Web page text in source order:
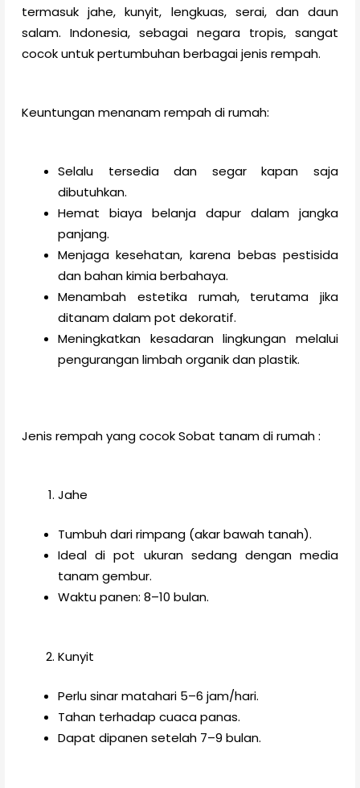
termasuk jahe, kunyit, lengkuas, serai, dan daun
salam. Indonesia, sebagai negara tropis, sangat
cocok untuk pertumbuhan berbagai jenis rempah.
Keuntungan menanam rempah di rumah:
Selalu tersedia dan segar kapan saja
dibutuhkan.
Hemat biaya belanja dapur dalam jangka
panjang.
Menjaga kesehatan, karena bebas pestisida
dan bahan kimia berbahaya.
Menambah estetika rumah, terutama jika
ditanam dalam pot dekoratif.
Meningkatkan kesadaran lingkungan melalui
pengurangan limbah organik dan plastik.
Jenis rempah yang cocok Sobat tanam di rumah :
Jahe
Tumbuh dari rimpang (akar bawah tanah).
Ideal di pot ukuran sedang dengan media
tanam gembur.
Waktu panen: 8–10 bulan.
Kunyit
Perlu sinar matahari 5–6 jam/hari.
Tahan terhadap cuaca panas.
Dapat dipanen setelah 7–9 bulan.